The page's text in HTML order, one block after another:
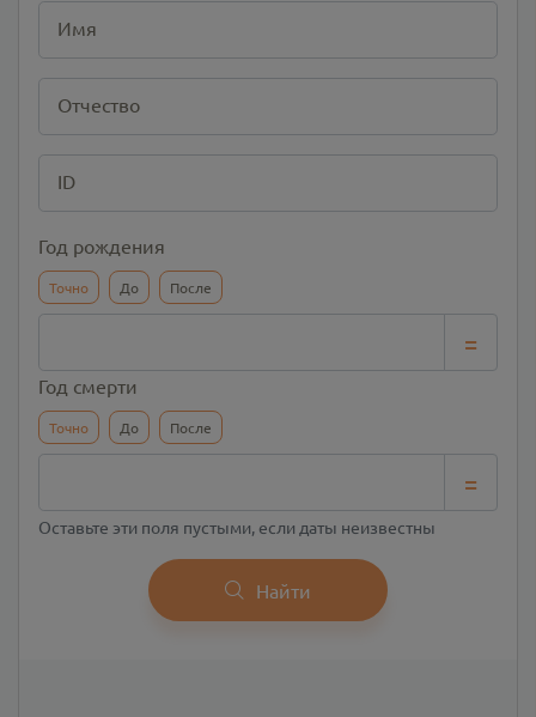
Имя
Отчество
ID
Год рождения
Точно До После
=
Год смерти
Точно До После
=
Оставьте эти поля пустыми, если даты неизвестны
Найти